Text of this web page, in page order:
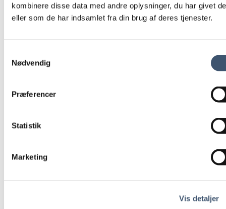
kombinere disse data med andre oplysninger, du har givet
eller som de har indsamlet fra din brug af deres tjenester.
Nødvendig
Præferencer
Statistik
Marketing
Vis detaljer